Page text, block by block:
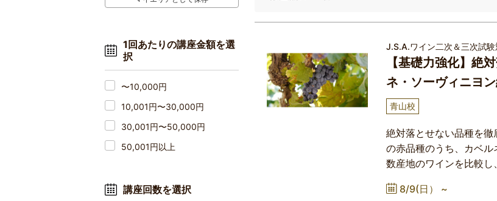
1回あたりの講座金額を選
択
〜10,000円
10,001円〜30,000円
30,001円〜50,000円
50,001円以上
講座回数を選択
J.S.A.ワイン二次＆三次試験
【基礎力強化】絶
ネ・ソーヴィニヨ
青山校
絶対落とせない品種を
の赤品種のうち、カベ
数産地のワインを比較し
つ異なる品種のワインも
8/9(日） ~